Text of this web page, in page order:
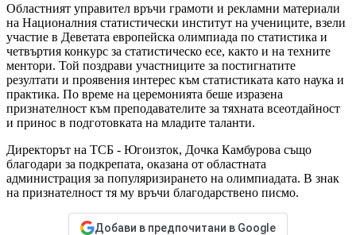
Областният управител връчи грамоти и рекламни материали
на Националния статистически институт на учениците, взели
участие в Деветата европейска олимпиада по статистика и
четвъртия конкурс за статистическо есе, както и на техните
ментори. Той поздрави участниците за постигнатите
резултати и проявения интерес към статистиката като наука и
практика. По време на церемонията беше изразена
признателност към преподавателите за тяхната всеотдайност
и принос в подготовката на младите таланти.
Директорът на ТСБ - Югоизток, Дочка Камбурова също
благодари за подкрепата, оказана от областната
администрация за популяризирането на олимпиадата. В знак
на признателност тя му връчи благодарствено писмо.
Добави в предпочитани в Google